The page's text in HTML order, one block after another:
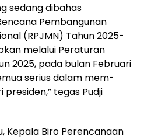
sedang dibahas
Pembangunan
(RPJMN) Tahun 2025-
melalui Peraturan
2025, pada bulan Februari
serius dalam mem-
presiden,” tegas Pudji
Kepala Biro Perencanaan